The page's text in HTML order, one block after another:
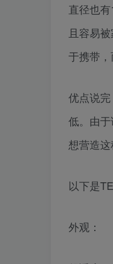
直径也
且容易
于携带
优点说
低。由
想营造
以下是
外观